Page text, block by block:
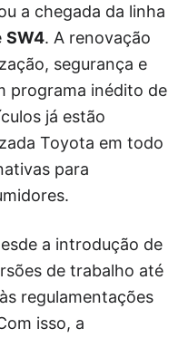
a chegada da linha
SW4. A renovação
segurança e
programa inédito de
já estão
Toyota em todo
para
a introdução de
de trabalho até
regulamentações
isso, a